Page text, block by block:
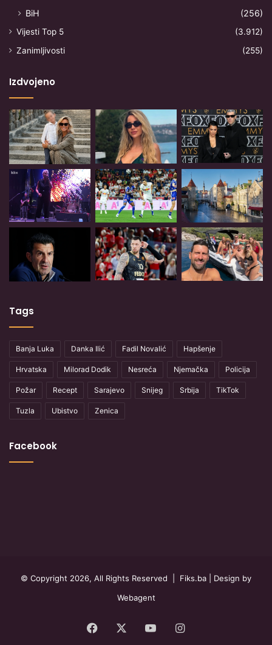
BiH (256)
Vijesti Top 5
(3.912)
Zanimljivosti
(255)
Izdvojeno
Tags
Banja Luka Danka Ilić Fadil Novalić Hapšenje
Hrvatska Milorad Dodik Nesreća Njemačka Policija
Požar Recept Sarajevo Snijeg Srbija TikTok
Tuzla Ubistvo Zenica
Facebook
© Copyright 2026, All Rights Reserved | Fiks.ba | Design by
Webagent
Facebook YouTubeInstagram